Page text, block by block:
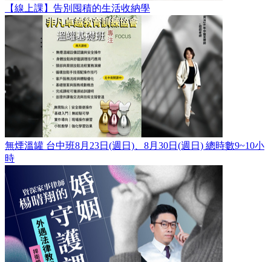
【線上課】告別囤積的生活收納學
無煙溫罐 台中班8月23日(週日)、8月30日(週日) 總時數9~10小
時